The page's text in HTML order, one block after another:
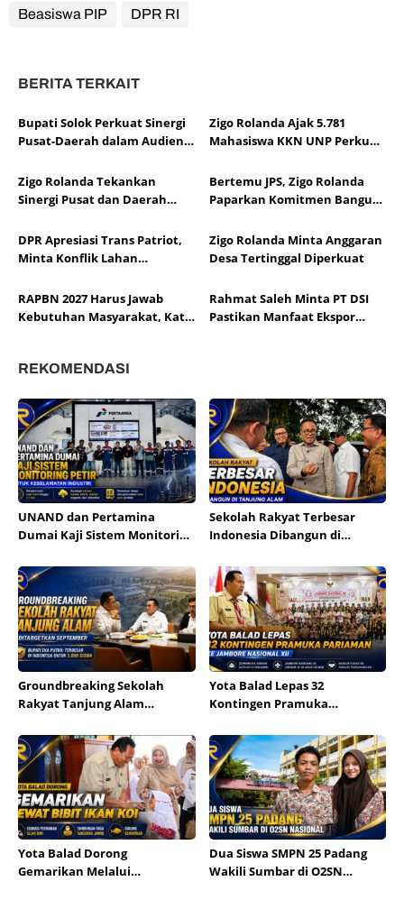
Beasiswa PIP DPR RI
BERITA TERKAIT
Bupati Solok Perkuat Sinergi
Pusat-Daerah dalam Audiensi
DPR RI
Zigo Rolanda Ajak 5.781
Mahasiswa KKN UNP Perkuat
Pangan, dan Mitigasi Bencana
Sumbar
Zigo Rolanda Tekankan
Sinergi Pusat dan Daerah
Bertemu JPS, Zigo Rolanda
Paparkan Komitmen Bangun
DPR Apresiasi Trans Patriot,
Minta Konflik Lahan
Zigo Rolanda Minta Anggaran
Desa Tertinggal Diperkuat
RAPBN 2027 Harus Jawab
Kebutuhan Masyarakat, Kata
Rahmat Saleh Minta PT DSI
Pastikan Manfaat Ekspor
REKOMENDASI
UNAND dan Pertamina
Dumai Kaji Sistem Monitoring
Sekolah Rakyat Terbesar
Indonesia Dibangun di
Groundbreaking Sekolah
Rakyat Tanjung Alam
Bupati Eka Putra Sebut
Terbesar di Indonesia
Yota Balad Lepas 32
Kontingen Pramuka
Nasional XII
Yota Balad Dorong
Gemarikan Melalui
Dua Siswa SMPN 25 Padang
Wakili Sumbar di O2SN